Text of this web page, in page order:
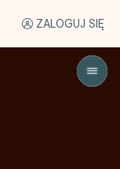
ZALOGUJ SIĘ